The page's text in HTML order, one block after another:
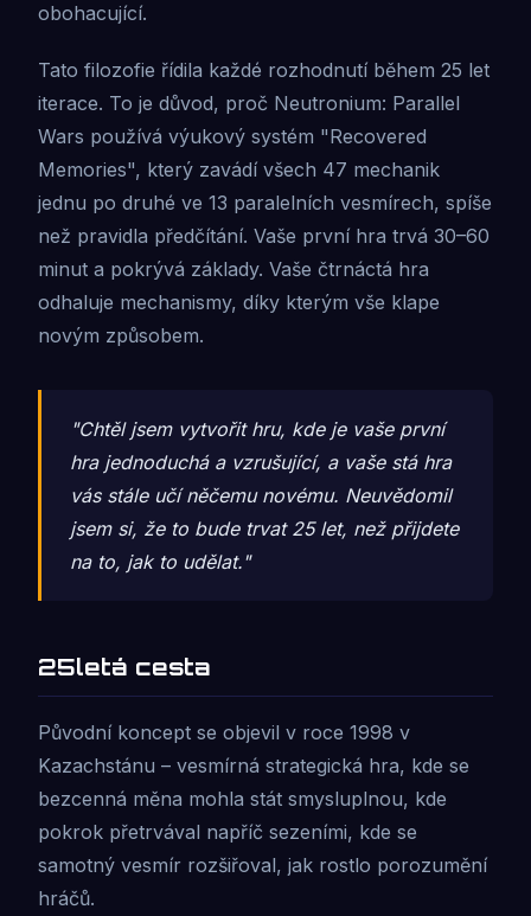
obohacující.
Tato filozofie řídila každé rozhodnutí během 25 let
iterace. To je důvod, proč Neutronium: Parallel
Wars používá výukový systém "Recovered
Memories", který zavádí všech 47 mechanik
jednu po druhé ve 13 paralelních vesmírech, spíše
než pravidla předčítání. Vaše první hra trvá 30–60
minut a pokrývá základy. Vaše čtrnáctá hra
odhaluje mechanismy, díky kterým vše klape
novým způsobem.
"Chtěl jsem vytvořit hru, kde je vaše první
hra jednoduchá a vzrušující, a vaše stá hra
vás stále učí něčemu novému. Neuvědomil
jsem si, že to bude trvat 25 let, než přijdete
na to, jak to udělat."
25letá cesta
Původní koncept se objevil v roce 1998 v
Kazachstánu – vesmírná strategická hra, kde se
bezcenná měna mohla stát smysluplnou, kde
pokrok přetrvával napříč sezeními, kde se
samotný vesmír rozšiřoval, jak rostlo porozumění
hráčů.